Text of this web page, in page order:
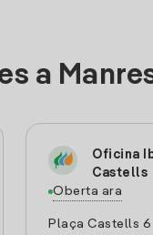
a
Oficina
Castells
Oberta ara
Plaça Castells 6